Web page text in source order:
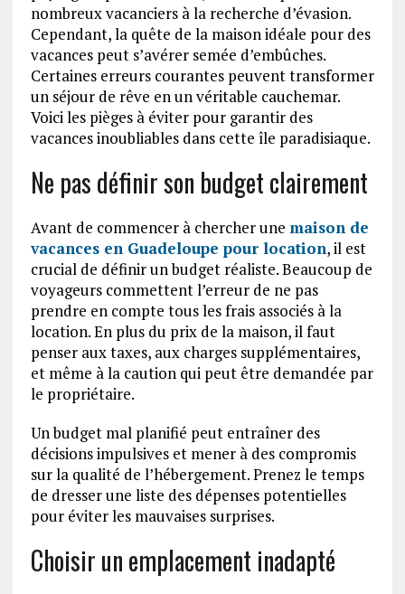
nombreux vacanciers à la recherche d’évasion.
Cependant, la quête de la maison idéale pour des
vacances peut s’avérer semée d’embûches.
Certaines erreurs courantes peuvent transformer
un séjour de rêve en un véritable cauchemar.
Voici les pièges à éviter pour garantir des
vacances inoubliables dans cette île paradisiaque.
Ne pas définir son budget clairement
Avant de commencer à chercher une maison de
vacances en Guadeloupe pour location, il est
crucial de définir un budget réaliste. Beaucoup de
voyageurs commettent l’erreur de ne pas
prendre en compte tous les frais associés à la
location. En plus du prix de la maison, il faut
penser aux taxes, aux charges supplémentaires,
et même à la caution qui peut être demandée par
le propriétaire.
Un budget mal planifié peut entraîner des
décisions impulsives et mener à des compromis
sur la qualité de l’hébergement. Prenez le temps
de dresser une liste des dépenses potentielles
pour éviter les mauvaises surprises.
Choisir un emplacement inadapté